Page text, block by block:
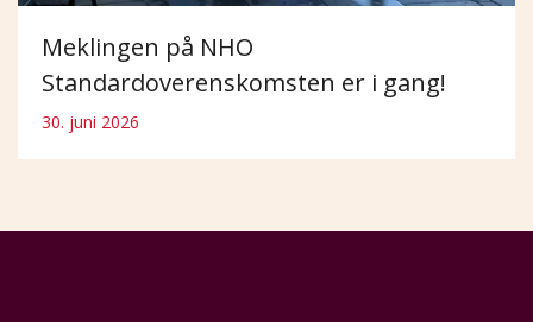
Meklingen på NHO
Standardoverenskomsten er i gang!
30. juni 2026